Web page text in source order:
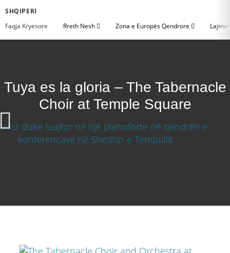
SHQIPERI
Faqja Kryesore
Rreth Nesh Zona e Europës Qendrore
Tuya es la gloria – The Tabernacle
Choir at Temple Square